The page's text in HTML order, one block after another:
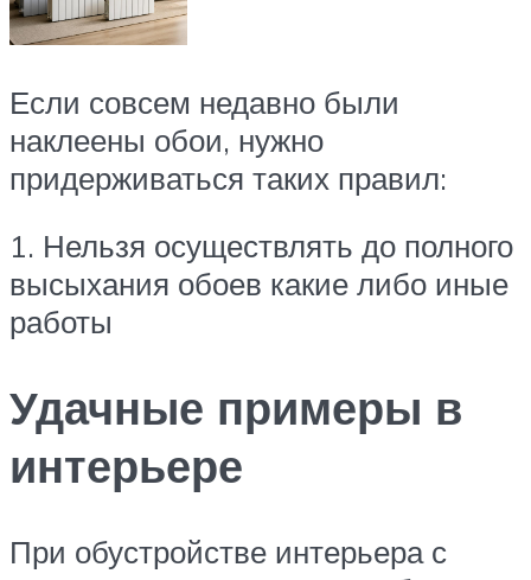
Если совсем недавно были
наклеены обои, нужно
придерживаться таких правил:
1. Нельзя осуществлять до полного
высыхания обоев какие либо иные
работы
Удачные примеры в
интерьере
При обустройстве интерьера с